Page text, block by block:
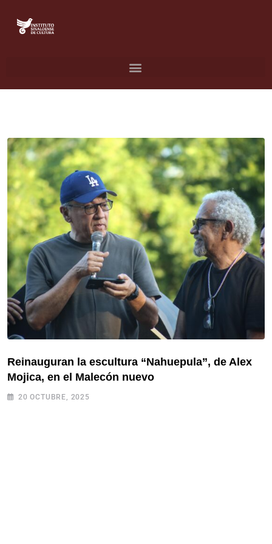
Reinauguran la escultura “Nahuepula”, de Alex
Mojica, en el Malecón nuevo
20 OCTUBRE, 2025